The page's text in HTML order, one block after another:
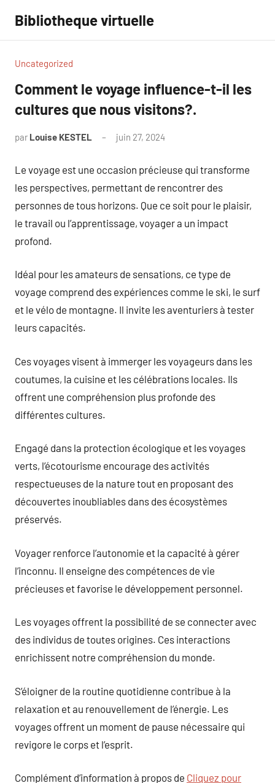
contenu
Bibliotheque virtuelle
Uncategorized
Comment le voyage influence-t-il les
cultures que nous visitons?.
par Louise KESTEL juin 27, 2024
Le voyage est une occasion précieuse qui transforme
les perspectives, permettant de rencontrer des
personnes de tous horizons. Que ce soit pour le plaisir,
le travail ou l’apprentissage, voyager a un impact
profond.
Idéal pour les amateurs de sensations, ce type de
voyage comprend des expériences comme le ski, le surf
et le vélo de montagne. Il invite les aventuriers à tester
leurs capacités.
Ces voyages visent à immerger les voyageurs dans les
coutumes, la cuisine et les célébrations locales. Ils
offrent une compréhension plus profonde des
différentes cultures.
Engagé dans la protection écologique et les voyages
verts, l’écotourisme encourage des activités
respectueuses de la nature tout en proposant des
découvertes inoubliables dans des écosystèmes
préservés.
Voyager renforce l’autonomie et la capacité à gérer
l’inconnu. Il enseigne des compétences de vie
précieuses et favorise le développement personnel.
Les voyages offrent la possibilité de se connecter avec
des individus de toutes origines. Ces interactions
enrichissent notre compréhension du monde.
S’éloigner de la routine quotidienne contribue à la
relaxation et au renouvellement de l’énergie. Les
voyages offrent un moment de pause nécessaire qui
revigore le corps et l’esprit.
Complément d’information à propos de Cliquez pour